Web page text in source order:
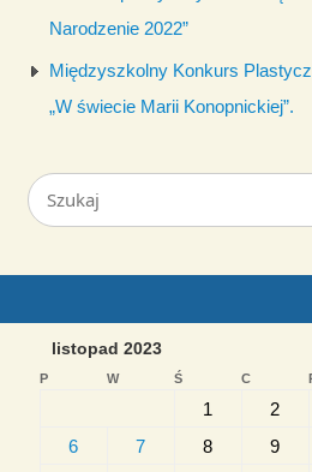
Narodzenie 2022”
Międzyszkolny Konkurs
„W świecie Marii Konopnickiej”.
listopad 2023
P W Ś C
1 2
6
7 8 9